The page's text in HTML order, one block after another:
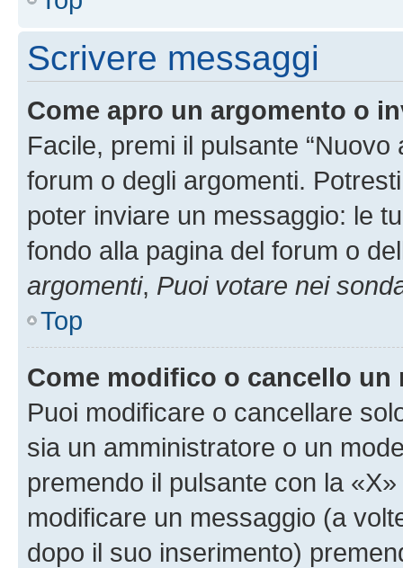
Scrivere messaggi
Come apro un argomento o
Facile, premi il pulsante
forum o degli argomenti.
poter inviare un messaggio: le
fondo alla pagina del forum o
argomenti, Puoi votare nei
Top
Come modifico o cancello un
Puoi modificare o cancellare
sia un amministratore o un
premendo il pulsante con la
modificare un messaggio (a
dopo il suo inserimento)